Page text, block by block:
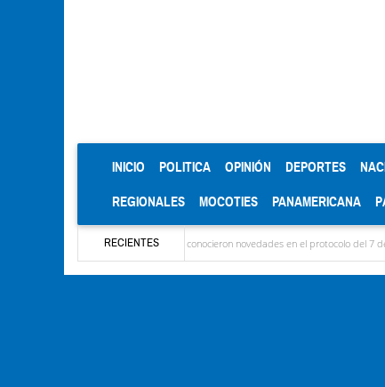
INICIO (CURRENT)
POLITICA OPINIÓN DEPORTES
REGIONALES MOCOTIES PANAMERICANA
RECIENTES
las delegaciones y se conocieron novedades en el protocolo del 7 de agosto